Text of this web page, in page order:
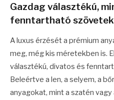
Gazdag választékú,
fenntartható
A luxus érzését a prémium
meg, még kis méretekben is.
választékú, divatos és
Beleértve a len, a selyem, a
anyagokat, mint a szatén